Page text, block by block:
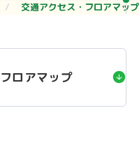
交通アクセス・フロアマップ
フロアマップ